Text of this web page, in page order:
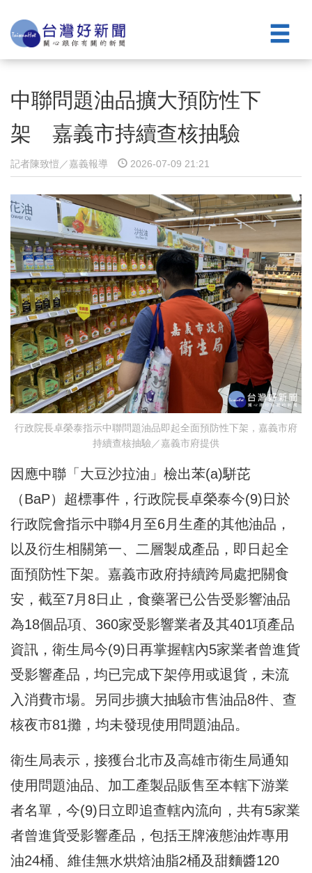
中聯問題油品擴大預防性下
架 嘉義市持續查核抽驗
記者陳致愷／嘉義報導 2026-07-09 21:21
行政院長卓榮泰指示中聯問題油品即起全面預防性下架，嘉義市府
持續查核抽驗／嘉義市府提供
因應中聯「大豆沙拉油」檢出苯(a)駢芘
（BaP）超標事件，行政院長卓榮泰今(9)日於
行政院會指示中聯4月至6月生產的其他油品，
以及衍生相關第一、二層製成產品，即日起全
面預防性下架。嘉義市政府持續跨局處把關食
安，截至7月8日止，食藥署已公告受影響油品
為18個品項、360家受影響業者及其401項產品
資訊，衛生局今(9)日再掌握轄內5家業者曾進貨
受影響產品，均已完成下架停用或退貨，未流
入消費市場。另同步擴大抽驗市售油品8件、查
核夜市81攤，均未發現使用問題油品。
衛生局表示，接獲台北市及高雄市衛生局通知
使用問題油品、加工產製品販售至本轄下游業
者名單，今(9)日立即追查轄內流向，共有5家業
者曾進貨受影響產品，包括王牌液態油炸專用
油24桶、維佳無水烘焙油脂2桶及甜麵醬120